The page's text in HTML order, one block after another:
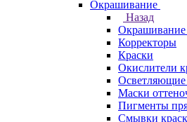
Окрашивание
Назад
Окрашивание
Корректоры
Краски
Окислители
Маски
Пигменты
Смывки